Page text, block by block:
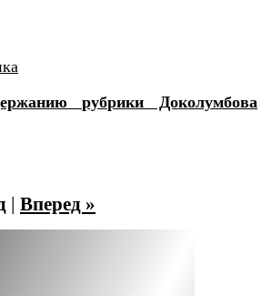
рубрики Доколумбова
| Вперед »